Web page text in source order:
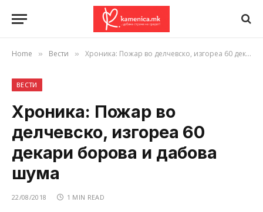
Home » Вести » Хроника: Пожар во делчевско, изгореа 60 декари борова и дабова шума
ВЕСТИ
Хроника: Пожар во
делчевско, изгореа 60
декари борова и дабова
шума
22/08/2018 1 MIN READ